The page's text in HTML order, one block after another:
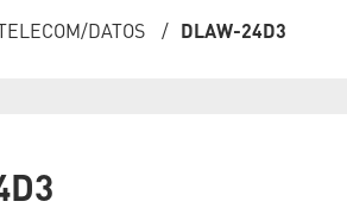
DATOS / DLAW-24D3